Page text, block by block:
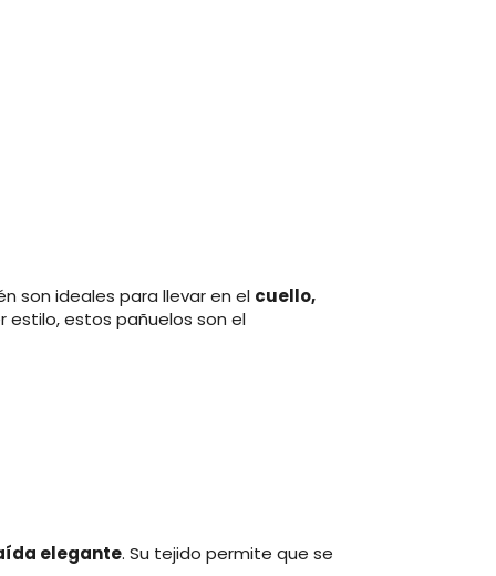
son ideales para llevar en el cuello,
estos pañuelos son el
elegante. Su tejido permite que se